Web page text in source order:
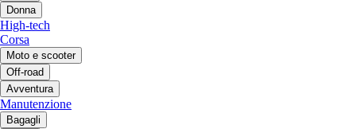
Donna
High-tech
Corsa
Moto e scooter
Off-road
Avventura
Manutenzione
Bagagli